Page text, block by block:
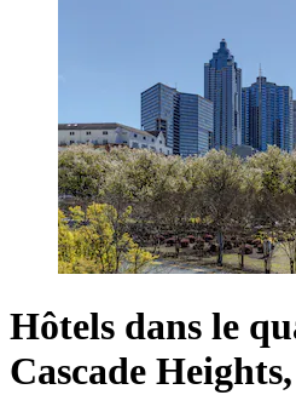
Hôtels dans le
Cascade